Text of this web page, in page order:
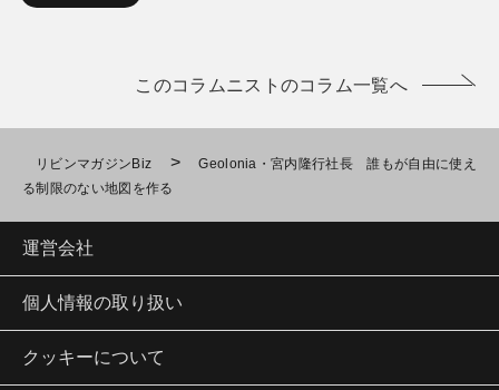
このコラムニストのコラム一覧へ
リビンマガジンBiz >
Geolonia・宮内隆行社長 誰もが自由に使え
る制限のない地図を作る
運営会社
個人情報の取り扱い
クッキーについて